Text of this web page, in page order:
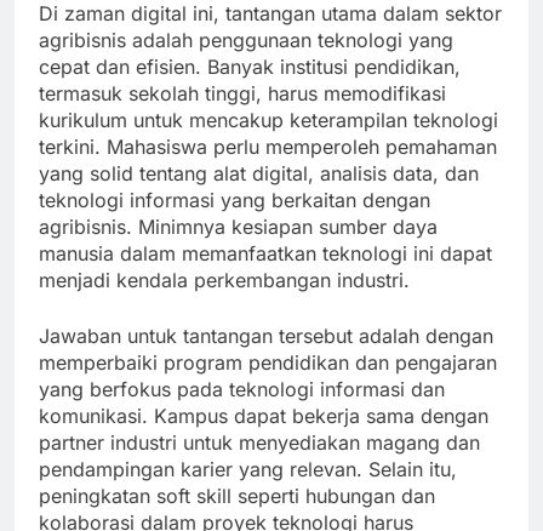
Di zaman digital ini, tantangan utama dalam sektor
agribisnis adalah penggunaan teknologi yang
cepat dan efisien. Banyak institusi pendidikan,
termasuk sekolah tinggi, harus memodifikasi
kurikulum untuk mencakup keterampilan teknologi
terkini. Mahasiswa perlu memperoleh pemahaman
yang solid tentang alat digital, analisis data, dan
teknologi informasi yang berkaitan dengan
agribisnis. Minimnya kesiapan sumber daya
manusia dalam memanfaatkan teknologi ini dapat
menjadi kendala perkembangan industri.
Jawaban untuk tantangan tersebut adalah dengan
memperbaiki program pendidikan dan pengajaran
yang berfokus pada teknologi informasi dan
komunikasi. Kampus dapat bekerja sama dengan
partner industri untuk menyediakan magang dan
pendampingan karier yang relevan. Selain itu,
peningkatan soft skill seperti hubungan dan
kolaborasi dalam proyek teknologi harus